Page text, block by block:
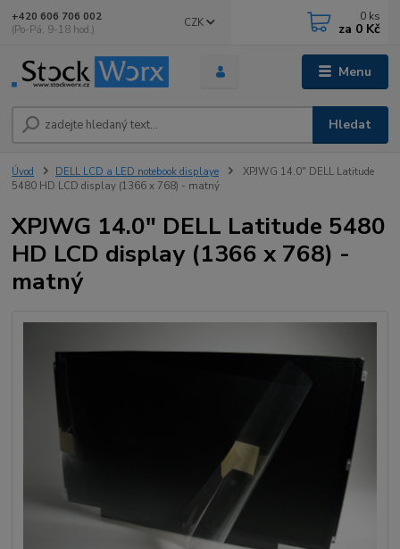
Menu
CZK
Hledat
+420 606 706 002
(Po-Pá, 9-18 hod.)
0 ks
za 0 Kč
Úvod DELL LCD a LED notebook displaye
XPJWG 14.0" DELL Latitude
5480 HD LCD display (1366 x 768) - matný
XPJWG 14.0" DELL Latitude 5480
HD LCD display (1366 x 768) -
matný